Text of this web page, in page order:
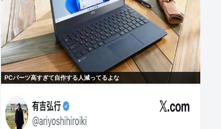
PCパーツ高すぎて自作する人減ってるよな